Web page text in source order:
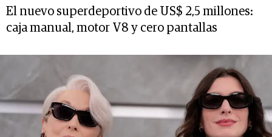
El nuevo superdeportivo de US$ 2,5 millones:
caja manual, motor V8 y cero pantallas